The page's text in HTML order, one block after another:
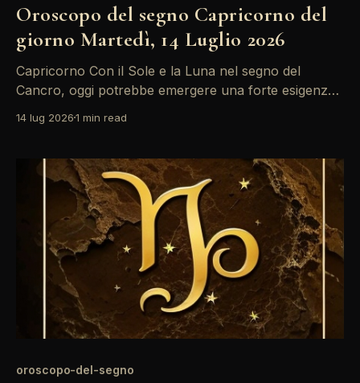
Oroscopo del segno Capricorno del
giorno Martedì, 14 Luglio 2026
Capricorno Con il Sole e la Luna nel segno del
Cancro, oggi potrebbe emergere una forte esigenza
accentuate e il transito retrogrado di Mercurio
comunicazioni. Prenditi un momento per riflettere
prima di agire. La giornata si presenta
14 lug 20261 min read
oroscopo-del-segno